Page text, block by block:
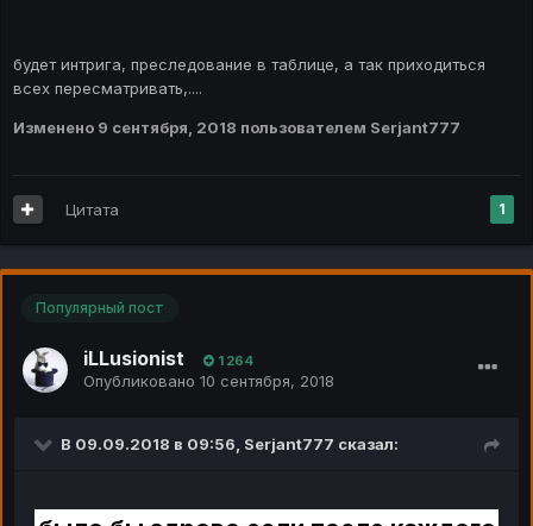
будет интрига, преследование в таблице, а так приходиться
всех пересматривать,....
Изменено 9 сентября, 2018 пользователем Serjant777
1
Цитата
Популярный пост
iLLusionist 1 264
Опубликовано 10 сентября, 2018
В 09.09.2018 в 09:56, Serjant777 сказал: